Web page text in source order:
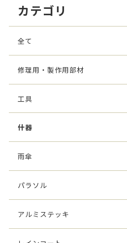
カテゴリ
全て
修理用・製作用部材
工具
什器
雨傘
パラソル
アルミステッキ